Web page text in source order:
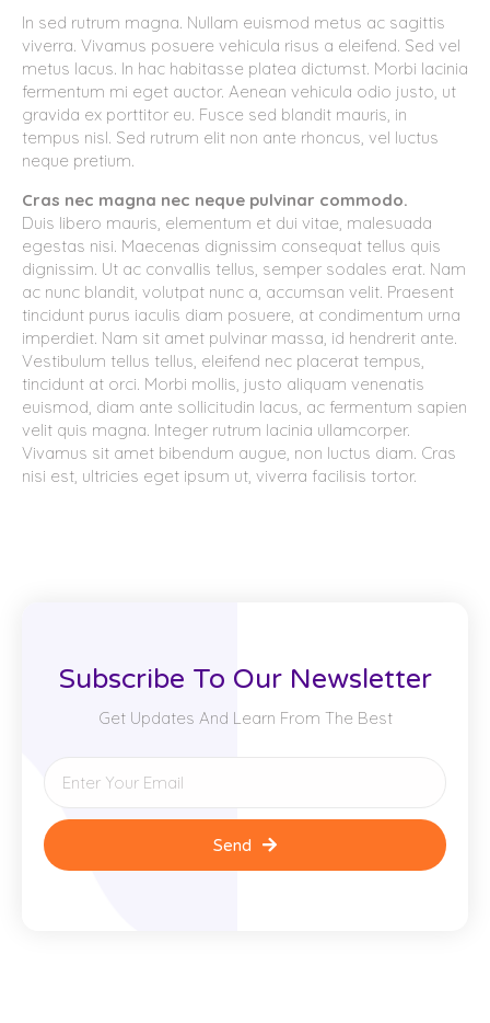
In sed rutrum magna. Nullam euismod metus ac sagittis
viverra. Vivamus posuere vehicula risus a eleifend. Sed vel
metus lacus. In hac habitasse platea dictumst. Morbi lacinia
fermentum mi eget auctor. Aenean vehicula odio justo, ut
gravida ex porttitor eu. Fusce sed blandit mauris, in
tempus nisl. Sed rutrum elit non ante rhoncus, vel luctus
neque pretium.
Cras nec magna nec neque pulvinar commodo.
Duis libero mauris, elementum et dui vitae, malesuada
egestas nisi. Maecenas dignissim consequat tellus quis
dignissim. Ut ac convallis tellus, semper sodales erat. Nam
ac nunc blandit, volutpat nunc a, accumsan velit. Praesent
tincidunt purus iaculis diam posuere, at condimentum urna
imperdiet. Nam sit amet pulvinar massa, id hendrerit ante.
Vestibulum tellus tellus, eleifend nec placerat tempus,
tincidunt at orci. Morbi mollis, justo aliquam venenatis
euismod, diam ante sollicitudin lacus, ac fermentum sapien
velit quis magna. Integer rutrum lacinia ullamcorper.
Vivamus sit amet bibendum augue, non luctus diam. Cras
nisi est, ultricies eget ipsum ut, viverra facilisis tortor.
Subscribe To Our Newsletter
Get Updates And Learn From The Best
Send